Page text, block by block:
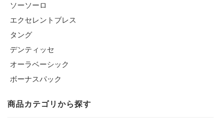
ソーソーロ
エクセレントブレス
タング
デンティッセ
オーラベーシック
ボーナスパック
商品カテゴリから探す